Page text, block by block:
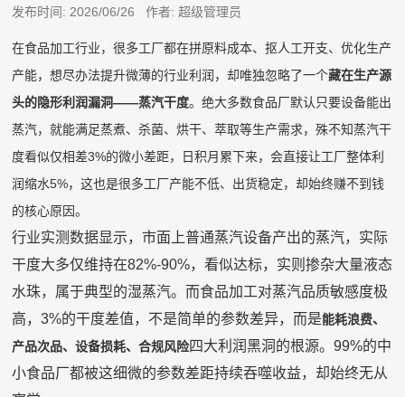
发布时间: 2026/06/26 作者: 超级管理员
在食品加工行业，很多工厂都在拼原料成本、抠人工开支、优化生产
产能，想尽办法提升微薄的行业利润，却唯独忽略了一个藏在生产源
头的隐形利润漏洞——蒸汽干度。绝大多数食品厂默认只要设备能出
蒸汽，就能满足蒸煮、杀菌、烘干、萃取等生产需求，殊不知蒸汽干
度看似仅相差3%的微小差距，日积月累下来，会直接让工厂整体利
润缩水5%，这也是很多工厂产能不低、出货稳定，却始终赚不到钱
的核心原因。
行业实测数据显示，市面上普通蒸汽设备产出的蒸汽，实际
干度大多仅维持在82%-90%，看似达标，实则掺杂大量液态
水珠，属于典型的湿蒸汽。而食品加工对蒸汽品质敏感度极
高，3%的干度差值，不是简单的参数差异，而是能耗浪费、
产品次品、设备损耗、合规风险四大利润黑洞的根源。99%的中
小食品厂都被这细微的参数差距持续吞噬收益，却始终无从